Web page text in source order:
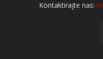
Kontaktirajte nas: